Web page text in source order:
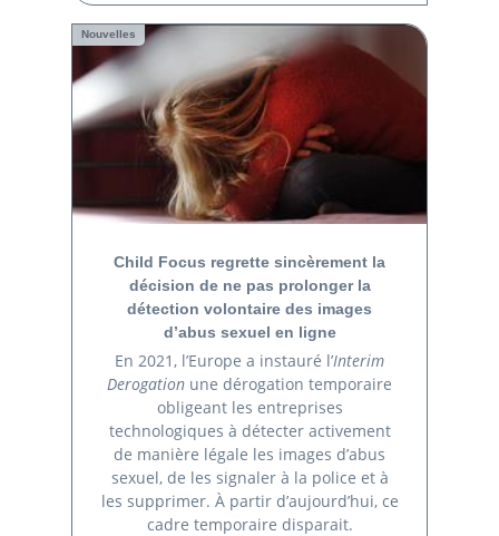
Nouvelles
Child Focus regrette sincèrement la
décision de ne pas prolonger la
détection volontaire des images
d’abus sexuel en ligne
En 2021, l’Europe a instauré l’Interim
Derogation une dérogation temporaire
obligeant les entreprises
technologiques à détecter activement
de manière légale les images d’abus
sexuel, de les signaler à la police et à
les supprimer. À partir d’aujourd’hui, ce
cadre temporaire disparait.